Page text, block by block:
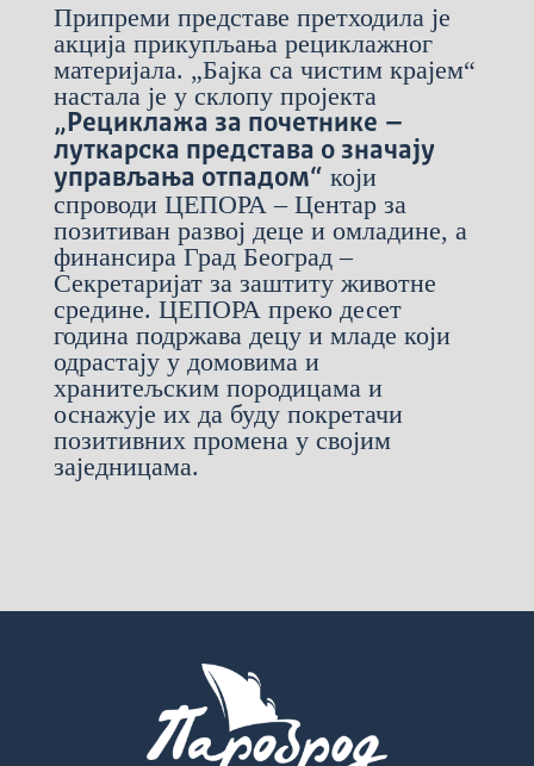
Припреми представе претходила је
акција прикупљања рециклажног
материјала. „Бајка са чистим крајем“
настала је у склопу пројекта
„Рециклажа за почетнике –
луткарска представа о значају
управљања отпадом“ који
спроводи ЦЕПОРА – Центар за
позитиван развој деце и омладине, а
финансира Град Београд –
Секретаријат за заштиту животне
средине. ЦЕПОРА преко десет
година подржава децу и младе који
одрастају у домовима и
хранитељским породицама и
оснажује их да буду покретачи
позитивних промена у својим
заједницама.